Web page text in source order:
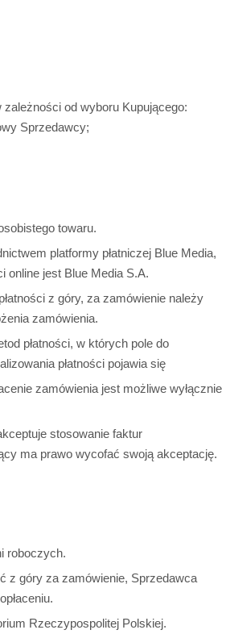
zależności od wyboru Kupującego:
Sprzedawcy;
towaru.
platformy płatniczej Blue Media,
online jest Blue Media S.A.
z góry, za zamówienie należy
zamówienia.
płatności, w których pole do
płatności pojawia się
zamówienia jest możliwe wyłącznie
stosowanie faktur
ma prawo wycofać swoją akceptację.
roboczych.
z góry za zamówienie, Sprzedawca
Rzeczypospolitej Polskiej.